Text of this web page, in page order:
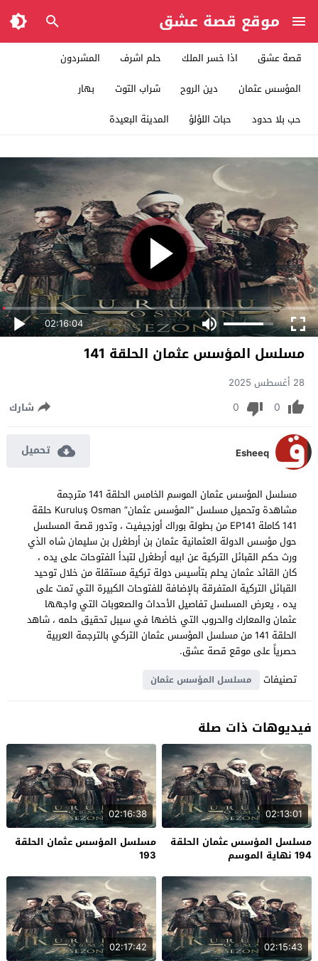
موقع قصة عشق
قصة عشق اذا خسر الملك حلم اشرف
المشردون
المؤسس عثمان
دين الروح شراب التوت
بهار
حب بلا حدود
حبات اللؤلؤ المدينة البعيدة
02:16:04
مسلسل المؤسس عثمان الحلقة 141
28 أغسطس 2025
0
0 شارك
Esheeq تحميل
مسلسل المؤسس عثمان الموسم الخامس الحلقة 141 مترجمة
مشاهدة وتحميل مسلسل “المؤسس عثمان” Kuruluş Osman حلقة
141 كاملة EP141 من بطولة بوراك أوزجيفيت ، وتدور قصة المسلسل
حول مؤسس الدولة العثمانية عثمان بن أرطغرل بن سليمان شاه الذي
ورث حكم القبائل التركية عن ابيه أرطغرل لتبدأ الفتوحات على يده ،
كان القائد عثمان يحلم بتأسيس دولة تركية مستقلة من خلال توحيد
القبائل التركية المتفرقة بالإضافة للفتوحات الكبيرة التي تمت على
يده ، يعرض المسلسل تفاصيل الأحداث والصعوبات التي واجهها
عثمان والمعارك والحروب التي خاضها في سيبل تحقيق حلمه ، شاهد
الحلقة 141 من مسلسل المؤسس عثمان التركي بالترجمة العربية
حصرياً على موقع قصة عشق.
تصنيفات
مسلسل المؤسس عثمان
فيديوهات ذات صلة
02:13:01
مسلسل المؤسس عثمان الحلقة
194 نهاية الموسم
02:16:38
مسلسل المؤسس عثمان الحلقة
193
02:15:43
02:17:42